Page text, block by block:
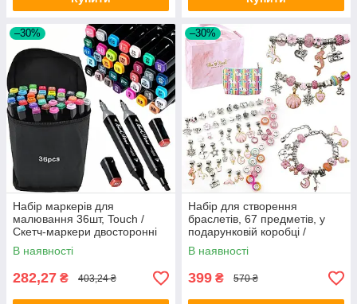
–30%
Набір маркерів для
малювання 36шт, Touch /
Скетч-маркери двосторонні
для творчості та живопису
В наявності
282,27 ₴ 403,24 ₴
–30%
Набір для створення
браслетів, 67 предметів, у
подарунковій коробці /
Дитячий набір для рукоділля
В наявності
399 ₴ 570 ₴